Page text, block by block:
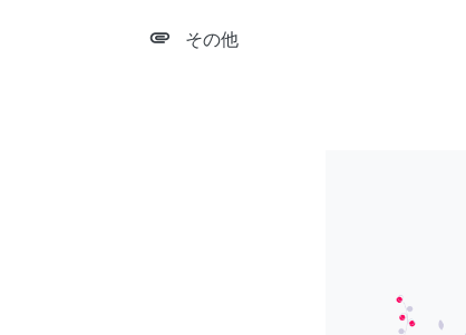
attachment その他